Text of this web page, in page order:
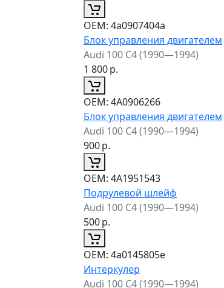
ОЕМ: 4a0907404a
Блок управления двигателем
Audi 100 C4 (1990—1994)
1 800р.
ОЕМ: 4A0906266
Блок управления двигателем
Audi 100 C4 (1990—1994)
900р.
ОЕМ: 4A1951543
Подрулевой шлейф
Audi 100 C4 (1990—1994)
500р.
ОЕМ: 4a0145805e
Интеркулер
Audi 100 C4 (1990—1994)